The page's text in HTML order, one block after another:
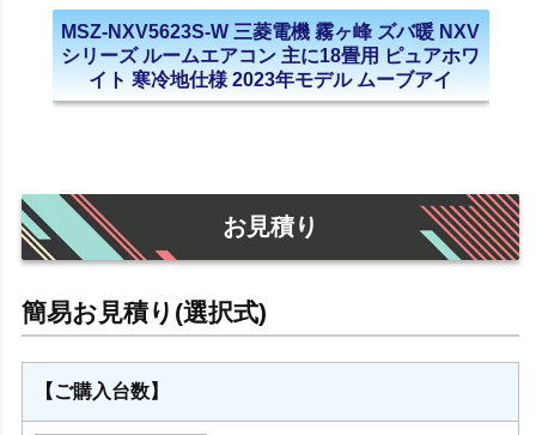
MSZ-NXV5623S-W 三菱電機 霧ヶ峰 ズバ暖 NXV
シリーズ ルームエアコン 主に18畳用 ピュアホワ
イト 寒冷地仕様 2023年モデル ムーブアイ
お見積り
【ご購入台数】